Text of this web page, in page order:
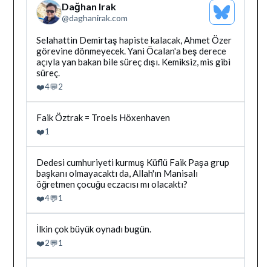
Dağhan Irak
@daghanirak.com
Bluesky
Profilini
Gor
Bluesky'da
Dağhan
Irak
tarafindan
yazilan
gonderiyi
goruntule
Selahattin Demirtaş hapiste kalacak, Ahmet Özer
görevine dönmeyecek. Yani Öcalan'a beş derece
açıyla yan bakan bile süreç dışı. Kemiksiz, mis gibi
süreç.
❤️4💬2
Bluesky'da
Dağhan
Irak
tarafindan
yazilan
gonderiyi
goruntule
Faik Öztrak = Troels Höxenhaven
❤️1
Bluesky'da
Dağhan
Irak
tarafindan
yazilan
gonderiyi
goruntule
Dedesi cumhuriyeti kurmuş Küflü Faik Paşa grup
başkanı olmayacaktı da, Allah'ın Manisalı
öğretmen çocuğu eczacısı mı olacaktı?
❤️4💬1
Bluesky'da
Dağhan
Irak
tarafindan
İlkin çok büyük oynadı bugün.
❤️2💬1